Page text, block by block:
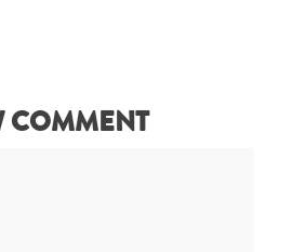
COMMENT